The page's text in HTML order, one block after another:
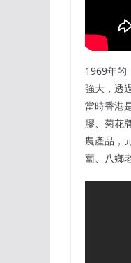
1969年的
強大，透
當時香港
膠、菊花
農產品，
蔔、八鄉